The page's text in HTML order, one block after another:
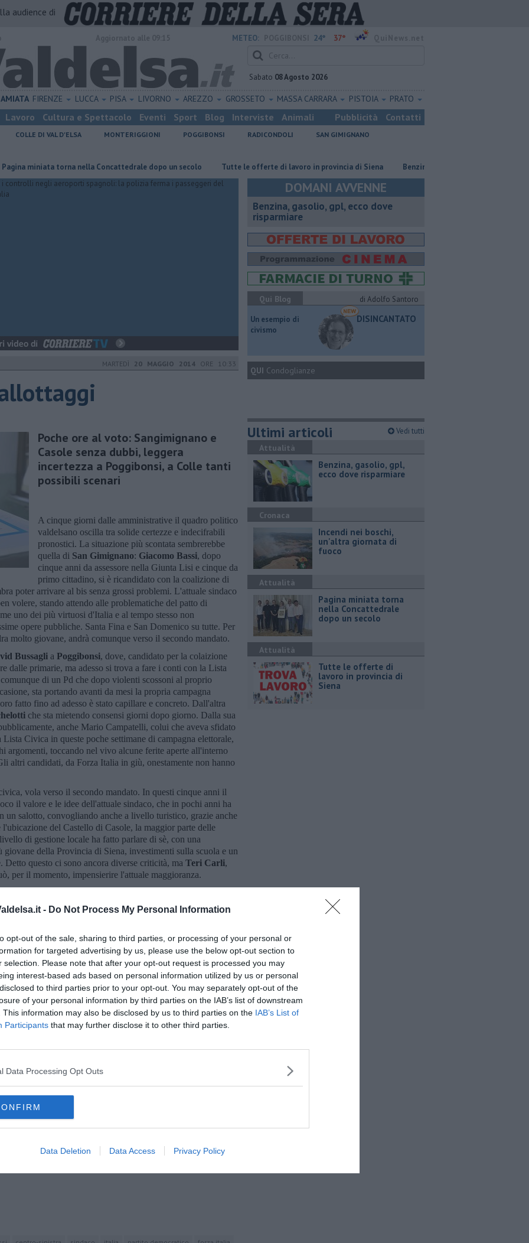
- Do Not Process My Personal Information
opt-out of the sale, sharing to third parties, or processing of your personal or
for targeted advertising by us, please use the below opt-out section to
selection. Please note that after your opt-out request is processed you may
interest-based ads based on personal information utilized by us or personal
to third parties prior to your opt-out. You may separately opt-out of the
of your personal information by third parties on the IAB’s list of downstream
This information may also be disclosed by us to third parties on the IAB’s List of
Participants that may further disclose it to other third parties.
Data Processing Opt Outs
Data Deletion Data Access Privacy Policy
audience di
METEO: 24° 37°
Sabato 08 Agosto 2026
AMIATA FIRENZE LUCCA PISA LIVORNO AREZZO GROSSETO MASSA CARRARA PISTOIA PRATO
Lavoro Cultura e Spettacolo Eventi Sport Blog Interviste Animali Pubblicità Contatti
COLLE DI VAL D'ELSA MONTERIGGIONI POGGIBONSI RADICONDOLI
SAN GIMIGNANO
torna nella Concattedrale dopo un secolo ​Tutte le offerte di lavoro in provincia di Siena ​Benzina, gasolio, gpl, ecco dove risparmiare
MARTEDÌ 20 MAGGIO 2014 ORE 10:33
Poche ore al voto: Sangimignano e
Casole senza dubbi, leggera
incertezza a Poggibonsi, a Colle tanti
possibili scenari
A cinque giorni dalle amministrative il quadro politico
valdelsano oscilla tra solide certezze e indecifrabili
pronostici. La situazione più scontata sembrerebbe
quella di San Gimignano: Giacomo Bassi, dopo
cinque anni da assessore nella Giunta Lisi e cinque da
primo cittadino, si è ricandidato con la coalizione di
poter arrivare al bis senza grossi problemi. L'attuale sindaco
volere, stando attendo alle problematiche del patto di
uno dei più virtuosi d'Italia e al tempo stesso non
opere pubbliche. Santa Fina e San Domenico su tutte. Per
molto giovane, andrà comunque verso il secondo mandato.
Bussagli a Poggibonsi, dove, candidato per la colaizione
dalle primarie, ma adesso si trova a fare i conti con la Lista
di un Pd che dopo violenti scossoni al proprio
sta portando avanti da mesi la propria campagna
fatto fino ad adesso è stato capillare e concreto. Dall'altra
che sta mietendo consensi giorni dopo giorno. Dalla sua
anche Mario Campatelli, colui che aveva sfidato
Civica in queste poche settimane di campagna elettorale,
argomenti, toccando nel vivo alcune ferite aperte all'interno
altri candidati, da Forza Italia in giù, onestamente non hanno
vola verso il secondo mandato. In questi cinque anni il
il valore e le idee dell'attuale sindaco, che in pochi anni ha
un salotto, convogliando anche a livello turistico, grazie anche
del Castello di Casole, la maggior parte delle
di gestione locale ha fatto parlare di sè, con una
della Provincia di Siena, investimenti sulla scuola e un
questo ci sono ancora diverse criticità, ma Teri Carli,
per il momento, impensierire l'attuale maggioranza.
con la lista civica "Su Per Colle". Una lista civica
critiche, ma che ha basato la propria campagna elettorale su
Bilancio comunale da rimettere a posto e cantiere
è proprio su questo punto che il Pd ha perso in questio ultimi
di recupero di quell'area non ha portato i frutti
Democratico proprio questo come il fallimento al culmine
centro e la crisi economica di molti settori.Miriana
dopo la primarie, sta tentando il tutto per tutto per
di lana. ConRoberto Galgani, candidato per il Movimento 5
visto che in queste settimane ha lavorato con capillarità e
ballottaggio è altissimo.
Abbiamo volutamente preso in esame gli schieramenti o le
di vittoria, ma in tutti i Comuni ci sono altri candidati
loro. Di sicuro, dalla prossima settimana, in molti casi
della Valdelsa.
iscriviti allaNewsletter QUInews - ToscanaMedia.
nella tua casella di posta.
DOMANI AVVENNE
​Benzina, gasolio, gpl, ecco dove
risparmiare
Qui Blog
di Adolfo Santoro
​Un esempio di
civismo
DISINCANTATO
QUI Condoglianze
Ultimi articoli Vedi tutti
Attualità
​Benzina, gasolio, gpl,
ecco dove risparmiare
Cronaca
Incendi nei boschi,
un'altra giornata di
fuoco
Attualità
Pagina miniata torna
nella Concattedrale
dopo un secolo
Attualità
​Tutte le offerte di
lavoro in provincia di
Siena